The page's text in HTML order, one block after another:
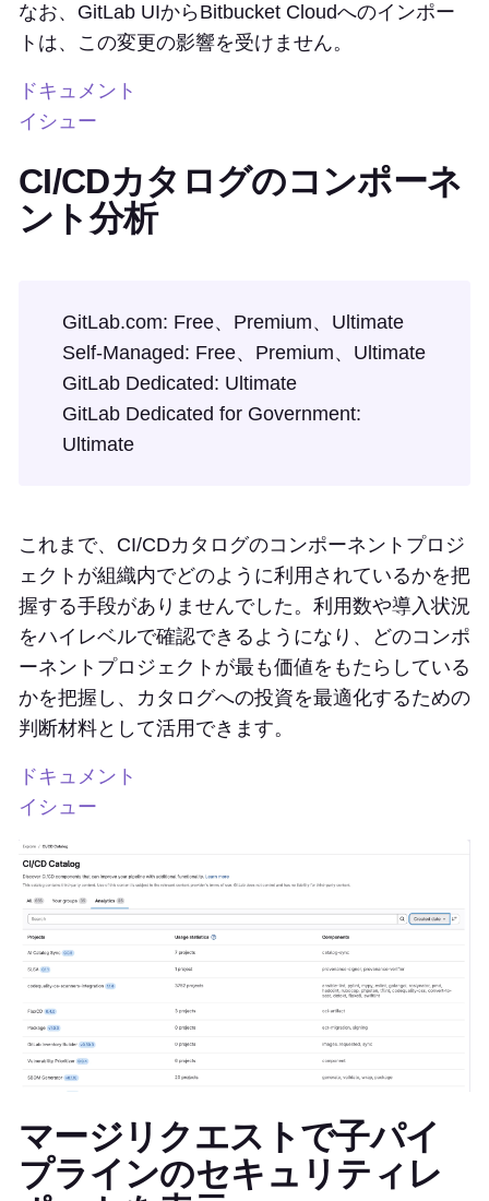
なお、GitLab UIからBitbucket Cloudへのインポー
トは、この変更の影響を受けません。
ドキュメント
イシュー
CI/CDカタログのコンポーネ
ント分析
GitLab.com: Free、Premium、Ultimate
Self-Managed: Free、Premium、Ultimate
GitLab Dedicated: Ultimate
GitLab Dedicated for Government:
Ultimate
これまで、CI/CDカタログのコンポーネントプロジ
ェクトが組織内でどのように利用されているかを把
握する手段がありませんでした。利用数や導入状況
をハイレベルで確認できるようになり、どのコンポ
ーネントプロジェクトが最も価値をもたらしている
かを把握し、カタログへの投資を最適化するための
判断材料として活用できます。
ドキュメント
イシュー
マージリクエストで子パイ
プラインのセキュリティレ